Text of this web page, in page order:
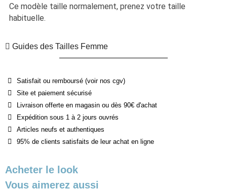
Ce modèle taille normalement, prenez votre taille
habituelle.
Guides des Tailles Femme
Satisfait ou remboursé (voir nos cgv)
Site et paiement sécurisé
Livraison offerte en magasin ou dès 90€ d'achat
Expédition sous 1 à 2 jours ouvrés
Articles neufs et authentiques
95% de clients satisfaits de leur achat en ligne
Acheter le look
Vous aimerez aussi